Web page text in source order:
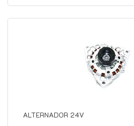
ALTERNADOR 24V